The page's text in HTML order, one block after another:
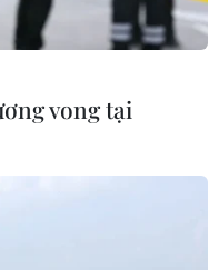
hợpvong tại